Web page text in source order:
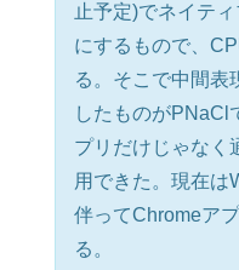
止予定)でネイテ
にするもので、
る。そこで中間表
したものがPNaCl
プリだけじゃなく
用できた。現在は
伴ってChromeア
る。